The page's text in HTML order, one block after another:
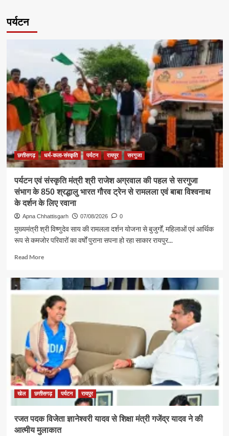
पर्यटन
छत्तीसगढ़ धर्म-कला-संस्कृति पर्यटन रायपुर सरगुजा
पर्यटन एवं संस्कृति मंत्री श्री राजेश अग्रवाल की पहल से सरगुजा
संभाग के 850 श्रद्धालु भारत गौरव ट्रेन से रामलला एवं बाबा विश्वनाथ
के दर्शन के लिए रवाना
Apna Chhattisgarh 07/08/2026 0
मुख्यमंत्री श्री विष्णुदेव साय की रामलला दर्शन योजना से बुजुर्गों, महिलाओं एवं आर्थिक
रूप से कमजोर परिवारों का वर्षों पुराना सपना हो रहा साकार रायपुर...
Read MoreRead
पर्यटन
एवं
संस्कृति
मंत्री
श्री
राजेश
अग्रवाल
की
पहल
से
सरगुजा
संभाग
श्रद्धालु
भारत
खेल छत्तीसगढ़ पर्यटन रायपुर
रजत पदक विजेता ज्ञानेश्वरी यादव से शिक्षा मंत्री गजेंद्र यादव ने की
आत्मीय मुलाकात